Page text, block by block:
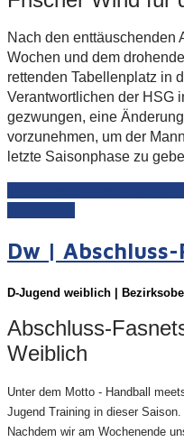
Nach den enttäuschenden
Wochen und dem
rettenden Tabellenplatz in
Verantwortlichen der HSG
gezwungen, eine
vorzunehmen, um der
letzte Saisonphase zu
Dw |
D-Jugend weiblich |
Abschluss-
Weiblich
Unter dem Motto - Handball
Jugend Training in dieser Saison.
Nachdem wir am Wochenende